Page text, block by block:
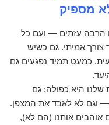
מספיק
הרבה עזתים — ועם כל
צורך אמיתי. גם כשיש
כמעט תמיד נפגעים גם
שלנו היא כפולה: גם
וגם לא לאבד את המצפן.
אוהבים אותנו (הם לא),